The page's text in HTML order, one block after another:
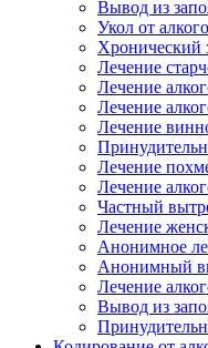
Вывод из
Укол от
Хронический
Лечение
Лечение
Лечение
Лечение
Лечение
Лечение
Частный
Лечение
Анонимное
Анонимный
Лечение
Вывод из